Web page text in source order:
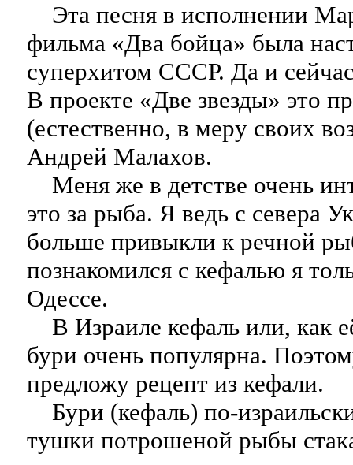
Эта песня в исполнении
фильма «Два бойца» была
суперхитом СССР. Да и
В проекте «Две звезды» это
(естественно, в меру своих
Андрей Малахов.
Меня же в детстве очень
это за рыба. Я ведь с севера
больше привыкли к речной
познакомился с кефалью я
Одессе.
В Израиле кефаль или, как
бури очень популярна.
предложу рецепт из кефали.
Бури (кефаль) по-
тушки потрошеной рыбы